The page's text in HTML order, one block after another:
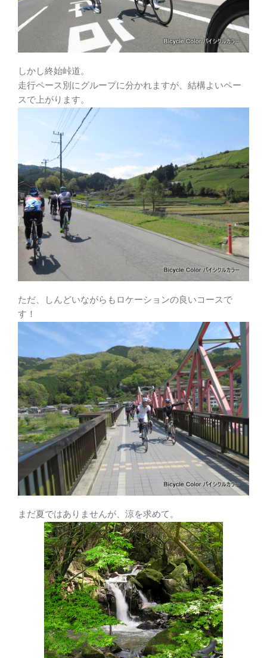
しかし終始峠道。
走行ペース別にグループに分かれますが、結構よいペー
スで上がります。
ただ、しんどいながらもロケーションの良いコースで
す！
まだ夏ではありませんが、涼を求めて。